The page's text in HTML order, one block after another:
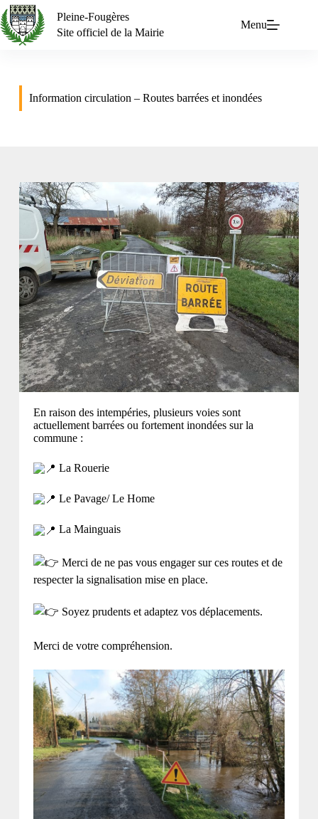
Pleine-Fougères
Site officiel de la Mairie
Menu
Information circulation – Routes barrées et inondées
En raison des intempéries, plusieurs voies sont
actuellement barrées ou fortement inondées sur la
commune :
La Rouerie
Le Pavage/ Le Home
La Mainguais
Merci de ne pas vous engager sur ces routes et de
respecter la signalisation mise en place.
Soyez prudents et adaptez vos déplacements.
Merci de votre compréhension.